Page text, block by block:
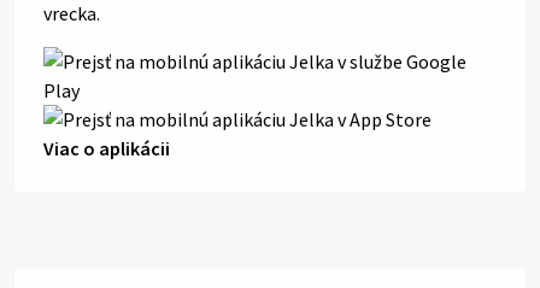
vrecka.
Viac o aplikácii